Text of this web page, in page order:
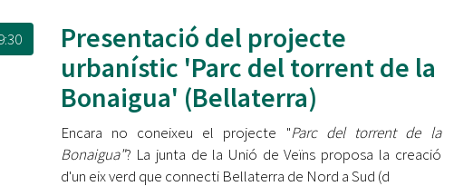
Presentació del projecte
urbanístic 'Parc del torrent de la
Bonaigua' (Bellaterra)
Encara no coneixeu el projecte "Parc del torrent de la
Bonaigua"? La junta de la Unió de Veïns proposa la creació
d'un eix verd que connecti Bellaterra de Nord a Sud (d